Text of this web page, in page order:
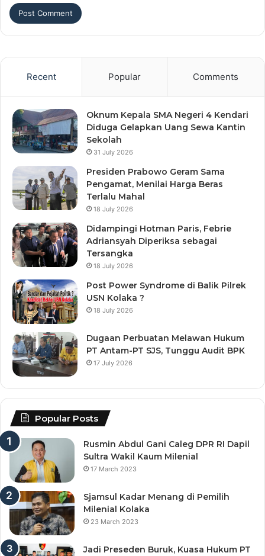
Recent Popular Comments
Oknum Kepala SMA Negeri 4 Kendari
Diduga Gelapkan Uang Sewa Kantin
Sekolah
31 July 2026
Presiden Prabowo Geram Sama
Pengamat, Menilai Harga Beras
Terlalu Mahal
18 July 2026
Didampingi Hotman Paris, Febrie
Adriansyah Diperiksa sebagai
Tersangka
18 July 2026
Post Power Syndrome di Balik Pilrek
USN Kolaka ?
18 July 2026
Dugaan Perbuatan Melawan Hukum
PT Antam-PT SJS, Tunggu Audit BPK
17 July 2026
Popular Posts
Rusmin Abdul Gani Caleg DPR RI Dapil
Sultra Wakil Kaum Milenial
17 March 2023
Sjamsul Kadar Menang di Pemilih
Milenial Kolaka
23 March 2023
Jadi Preseden Buruk, Kuasa Hukum PT